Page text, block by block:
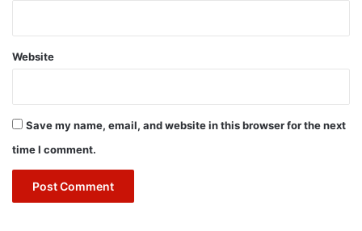
Website
Save my name, email, and website in this browser for the next
time I comment.